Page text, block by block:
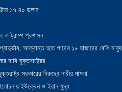
১৭.৪০ ডলার
ট্রাম্প প্রশাসন
প্রাদুর্ভাব, আক্রান্ত হতে পারেন ১৮ হাজারের বেশি মানুষ
দাবি যুক্তরাষ্ট্রের
সরকারের বিরুদ্ধে নারীর মামলা
ইউক্রেন ও ইরান যুদ্ধ